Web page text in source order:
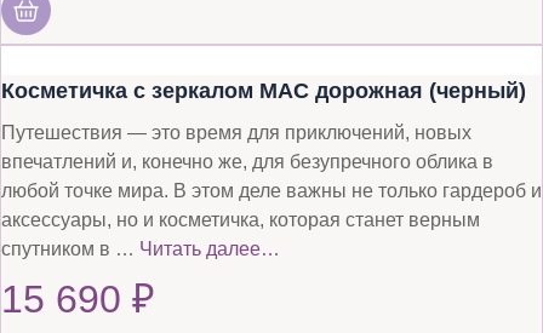
Косметичка с зеркалом MAC дорожная (черный)
Путешествия — это время для приключений, новых
впечатлений и, конечно же, для безупречного облика в
любой точке мира. В этом деле важны не только гардероб и
аксессуары, но и косметичка, которая станет верным
спутником в … Читать далее…
15 690 ₽